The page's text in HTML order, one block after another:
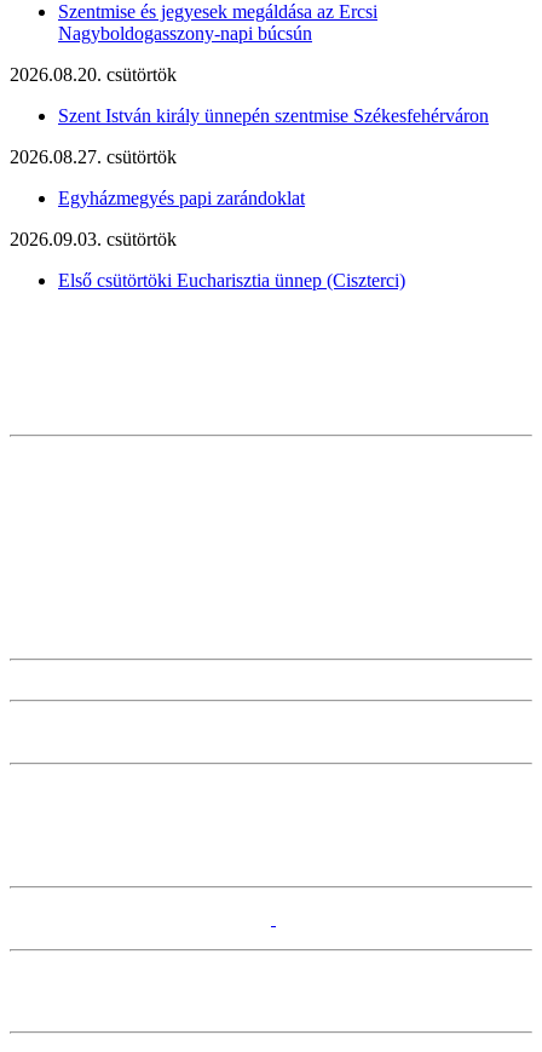
Szentmise és jegyesek megáldása az Ercsi
Nagyboldogasszony-napi búcsún
2026.08.20. csütörtök
Szent István király ünnepén szentmise Székesfehérváron
2026.08.27. csütörtök
Egyházmegyés papi zarándoklat
2026.09.03. csütörtök
Első csütörtöki Eucharisztia ünnep (Ciszterci)